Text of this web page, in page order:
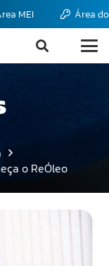
MEI Área
o ReÓleo